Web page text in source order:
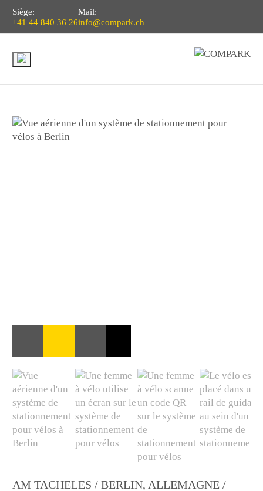
Siège:
+41 44 840 36 26
Mail:
info@compark.ch
AM TACHELES / BERLIN, ALLEMAGNE /